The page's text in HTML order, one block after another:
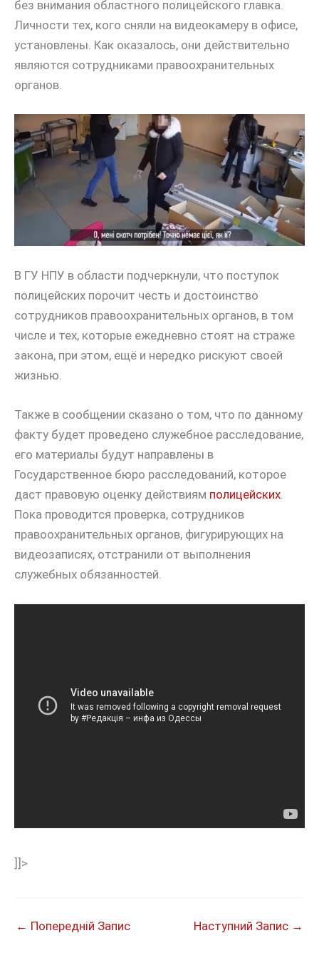
без внимания областного полицейского главка.
Личности тех, кого сняли на видеокамеру в офисе,
установлены. Как оказалось, они действительно
являются сотрудниками правоохранительных
органов.
В ГУ НПУ в области подчеркнули, что поступок
полицейских порочит честь и достоинство
сотрудников правоохранительных органов, в том
числе и тех, которые ежедневно стоят на страже
закона, при этом, ещё и нередко рискуют своей
жизнью.
Также в сообщении сказано о том, что по данному
факту будет проведено служебное расследование,
его материалы будут направлены в
Государственное бюро расследований, которое
даст правовую оценку действиям полицейских.
Пока проводится проверка, сотрудников
правоохранительных органов, фигурирующих на
видеозаписях, отстранили от выполнения
служебных обязанностей.
]]>
← Попередній Запис Наступний Запис →